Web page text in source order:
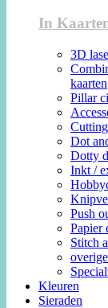
In
3D
kaarten
Pillar
Dot
Dotty
Inkt /
Push
Papier
Stitch
Kleuren
Sieraden